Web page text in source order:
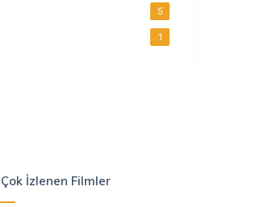
5
1
İzlenen Filmler